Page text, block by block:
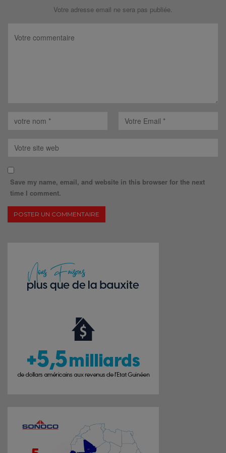
Votre adresse email ne sera pas publiée.
Save my name, email, and website in this browser for the next
time I comment.